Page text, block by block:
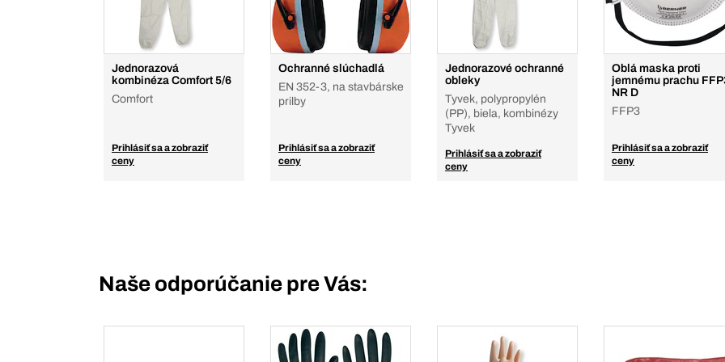
Jednorazová
kombinéza Comfort 5/6
Comfort
Prihlásiť sa a zobraziť
ceny
Ochranné slúchadlá
EN 352-3, na stavbárske
prilby
Prihlásiť sa a zobraziť
ceny
Jednorazové ochranné
obleky
Tyvek, polypropylén
(PP), biela, kombinézy
Tyvek
Prihlásiť sa a zobraziť
ceny
Oblá maska proti
jemnému prachu
NR D
FFP3
Prihlásiť sa a zobraziť
ceny
Naše odporúčanie pre Vás: